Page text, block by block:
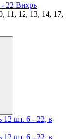
22 Вихрь
11, 12, 13, 14, 17,